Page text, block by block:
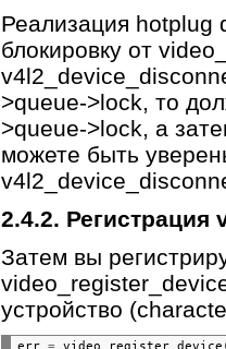
Реализация hotplug
блокировку от
>queue->lock, то
>queue->lock, а
можете быть
2.4.2. Регистрация
Затем вы
устройство
err =